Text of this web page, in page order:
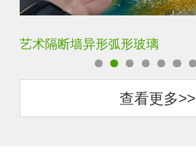
压花钢化热熔玻璃
查看更多>>